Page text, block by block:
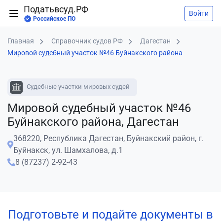
Податьвсуд.РФ
Российское ПО
Войти
Главная Справочник судов РФ
Дагестан
Мировой судебный участок №46 Буйнакского района
Судебные участки мировых судей
Мировой судебный участок №46
Буйнакского района, Дагестан
368220, Республика Дагестан, Буйнакский район, г.
Буйнакск, ул. Шамхалова, д.1
8 (87237) 2-92-43
Подготовьте и подайте документы в